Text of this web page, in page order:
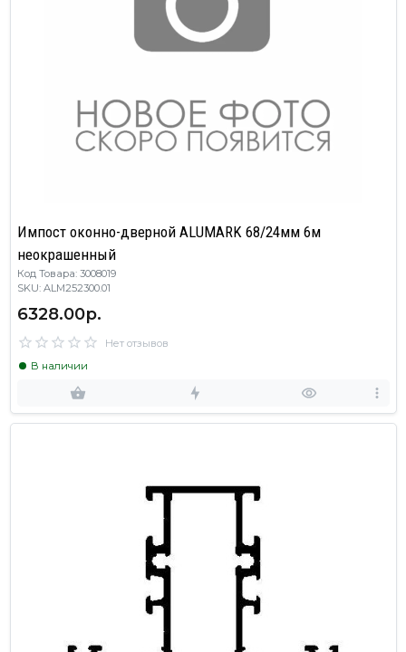
Импост оконно-дверной ALUMARK 68/24мм 6м
неокрашенный
Код Товара: 3008019
SKU: ALM252300.01
6328.00р.
Нет отзывов
В наличии